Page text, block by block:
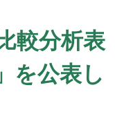
較分析表
を公表し